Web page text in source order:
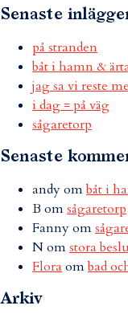
Senaste
på stranden
båt i hamn &
jag sa vi reste
i dag = på väg
sågaretorp
Senaste
andyombåt i
B omsågaretorp
Fannyom
Nomstora
Flora ombad
Arkiv